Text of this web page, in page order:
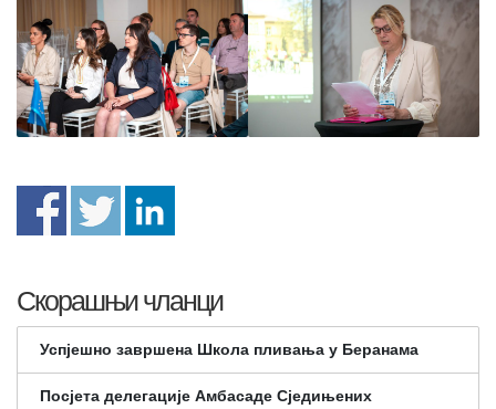
Скорашњи чланци
Успјешно завршена Школа пливања у Беранама
Посјета делегације Амбасаде Сједињених